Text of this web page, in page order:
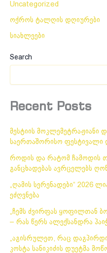
Uncategorized
ოქროს ტალღის დღიურები
სიახლეები
Search
Recent Posts
მესტიის მოკლემეტრაჟიანი
საერთაშორისო
როდის და რატომ ჩამოდის
განცხადებას ავრცელებს
„ღამის სერენადები“ 2026
ეძღვნება
„ჩემს ძვირფას ყოფილთან
– რას წერს ალექსანდრა
„აგისრულეთ, რაც
კოსტა სანიკიძის დუეტმა